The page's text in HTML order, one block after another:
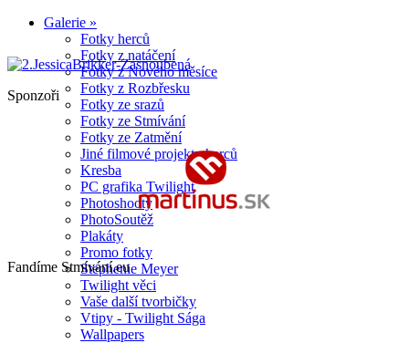
Galerie »
Fotky herců
Fotky z natáčení
Fotky z Nového měsíce
Fotky z Rozbřesku
Fotky ze srazů
Fotky ze Stmívání
Fotky ze Zatmění
Jiné filmové projekty herců
Kresba
PC grafika Twilight
Photoshooty
PhotoSoutěž
Plakáty
Promo fotky
Stephenie Meyer
Twilight věci
Vaše další tvorbičky
Vtipy - Twilight Sága
Wallpapers
Sponzoři
Fandíme Stmívání.eu